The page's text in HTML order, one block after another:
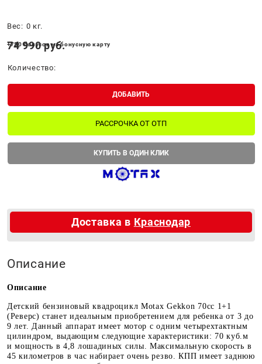
Вес: 0 кг.
74 990 руб.
+750 бонусов на бонусную карту
Количество:
ДОБАВИТЬ
РАССРОЧКА ОТ ОТП
КУПИТЬ В ОДИН КЛИК
Доставка в Краснодар
Описание
Описание
Детский бензиновый квадроцикл Motax Gekkon 70cc 1+1
(Реверс) станет идеальным приобретением для ребенка от 3 до
9 лет. Данный аппарат имеет мотор с одним четырехтактным
цилиндром, выдающим следующие характеристики: 70 куб.м
и мощность в 4,8 лошадиных силы. Максимальную скорость в
45 километров в час набирает очень резво. КПП имеет заднюю